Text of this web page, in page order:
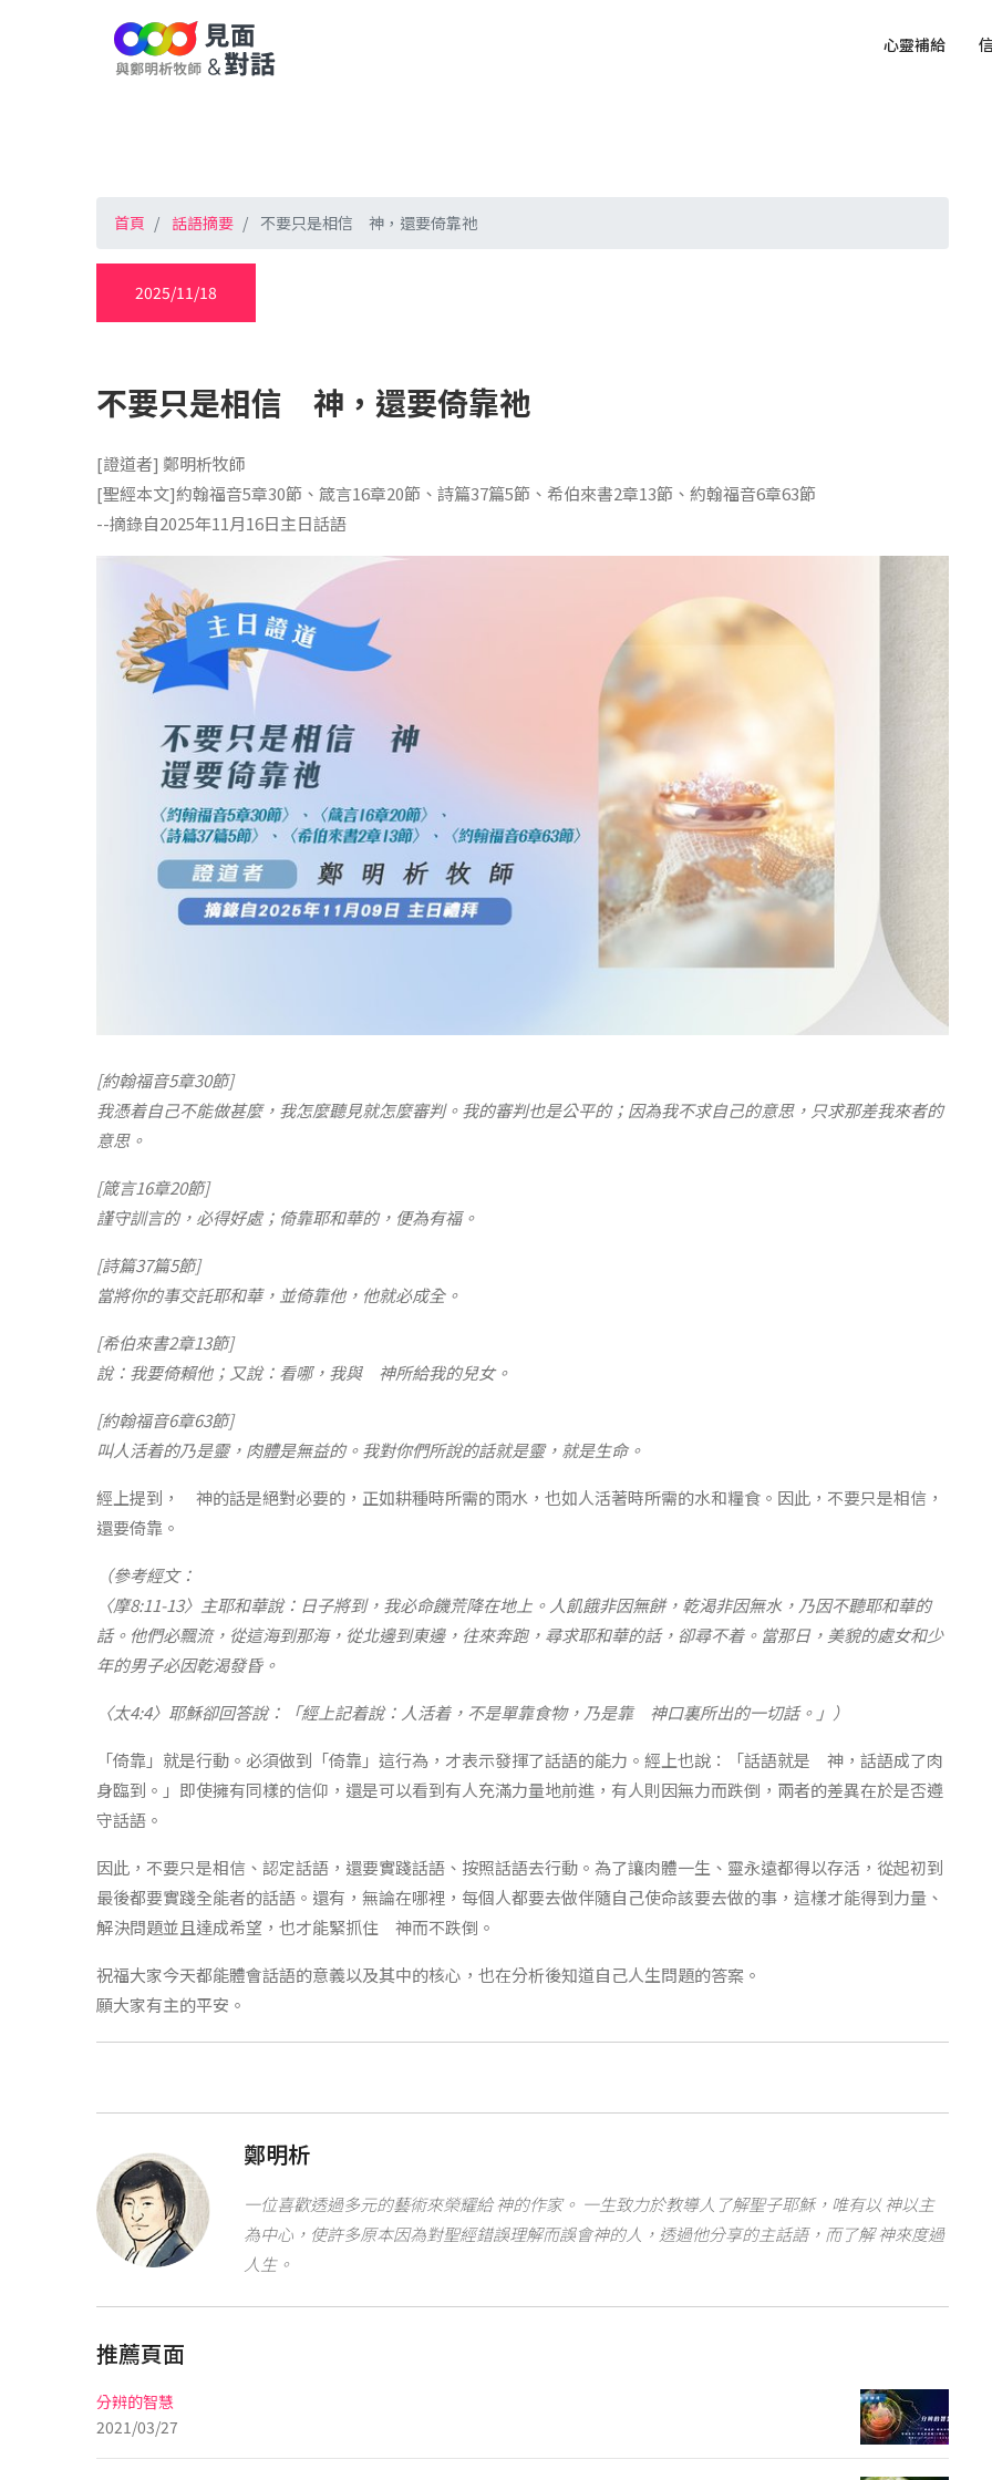
心靈補給
首頁 話語摘要 不要只是相信 神，還要倚靠祂
2025/11/18
不要只是相信 神，還要倚靠祂
[證道者] 鄭明析牧師
[聖經本文]約翰福音5章30節、箴言16章20節、詩篇37篇5節、希伯來書2章13節、約翰福音6章63節
--摘錄自2025年11月16日主日話語
[約翰福音5章30節]
我憑着自己不能做甚麼，我怎麼聽見就怎麼審判。我的審判也是公平的；因為我不求自己的意思，只求那差我來者的
意思。
[箴言16章20節]
謹守訓言的，必得好處；倚靠耶和華的，便為有福。
[詩篇37篇5節]
當將你的事交託耶和華，並倚靠他，他就必成全。
[希伯來書2章13節]
說：我要倚賴他；又說：看哪，我與 神所給我的兒女。
[約翰福音6章63節]
叫人活着的乃是靈，肉體是無益的。我對你們所說的話就是靈，就是生命。
經上提到， 神的話是絕對必要的，正如耕種時所需的雨水，也如人活著時所需的水和糧食。因此，不要只是相信，
還要倚靠。
（參考經文：
〈摩8:11-13〉主耶和華說：日子將到，我必命饑荒降在地上。人飢餓非因無餅，乾渴非因無水，乃因不聽耶和華的
話。他們必飄流，從這海到那海，從北邊到東邊，往來奔跑，尋求耶和華的話，卻尋不着。當那日，美貌的處女和少
年的男子必因乾渴發昏。
〈太4:4〉耶穌卻回答說：「經上記着說：人活着，不是單靠食物，乃是靠 神口裏所出的一切話。」）
「倚靠」就是行動。必須做到「倚靠」這行為，才表示發揮了話語的能力。經上也說：「話語就是 神，話語成了肉
身臨到。」即使擁有同樣的信仰，還是可以看到有人充滿力量地前進，有人則因無力而跌倒，兩者的差異在於是否遵
守話語。
因此，不要只是相信、認定話語，還要實踐話語、按照話語去行動。為了讓肉體一生、靈永遠都得以存活，從起初到
最後都要實踐全能者的話語。還有，無論在哪裡，每個人都要去做伴隨自己使命該要去做的事，這樣才能得到力量、
解決問題並且達成希望，也才能緊抓住 神而不跌倒。
祝福大家今天都能體會話語的意義以及其中的核心，也在分析後知道自己人生問題的答案。
願大家有主的平安。
鄭明析
一位喜歡透過多元的藝術來榮耀給 神的作家。 一生致力於教導人了解聖子耶穌，唯有以 神以主
為中心，使許多原本因為對聖經錯誤理解而誤會神的人，透過他分享的主話語，而了解 神來度過
人生。
推薦頁面
分辨的智慧
2021/03/27